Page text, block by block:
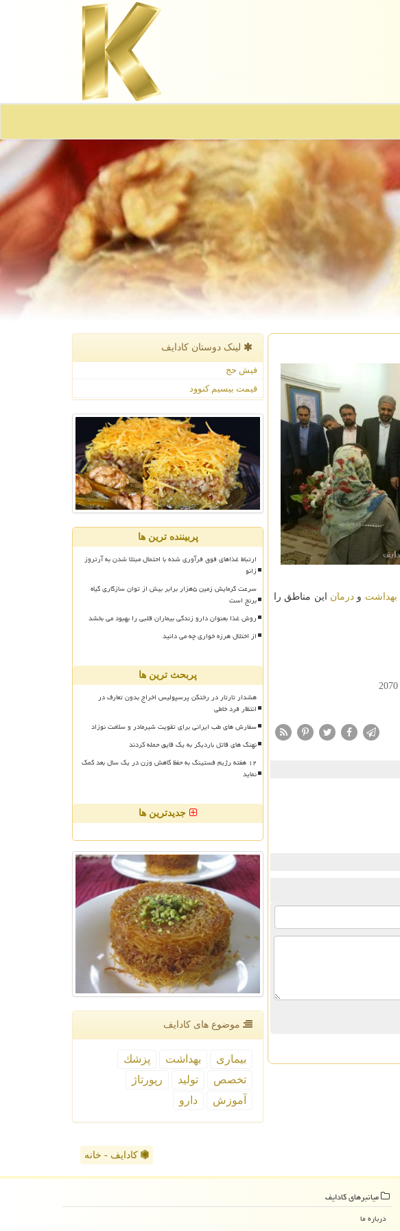
بهداشت و درمان این مناطق را
2070
لینک دوستان كادایف
فیش حج
قیمت بیسیم کنوود
پربیننده ترین ها
ارتباط غذاهای فوق فرآوری شده با احتمال مبتلا شدن به آرتروز
زانو
سرعت گرمایش زمین ۵هزار برابر بیش از توان سازگاری گیاه
برنج است
روش غذا بعنوان دارو زندگی بیماران قلبی را بهبود می بخشد
از اختلال هرزه خواری چه می دانید
پربحث ترین ها
هشدار تارتار در رختکن پرسپولیس اخراج بدون تعارف در
انتظار فرد خاطی
سفارش های طب ایرانی برای تقویت شیرمادر و سلامت نوزاد
نهنگ های قاتل باردیگر به یک قایق حمله کردند
۱۲ هفته رژیم فستینگ به حفظ کاهش وزن در یک سال بعد کمک
نماید
جدیدترین ها
موضوع های كادایف
بیماری بهداشت
پزشك
تخصص
تولید
رپورتاژ
آموزش
دارو
کادایف - خانه
میانبرهای كادایف
درباره ما